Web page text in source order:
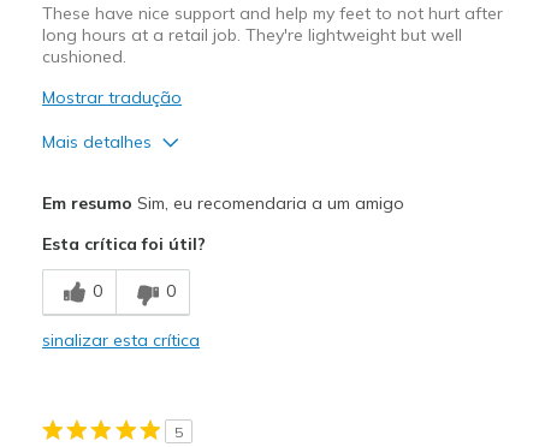
These have nice support and help my feet to not hurt after
long hours at a retail job. They're lightweight but well
cushioned.
Mostrar tradução
Mais detalhes
Breathe Well
Comfortable
Em resumo Sim, eu recomendaria a um amigo
Esta crítica foi útil?
0 0
sinalizar esta crítica
5